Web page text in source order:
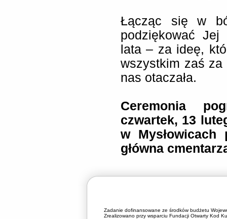
Łącząc się w
podziękować
lata – za ideę,
wszystkim zaś za
nas otaczała.
Ceremonia
czwartek, 13
w Mysłowicach
główna
Zadanie dofinansowane ze środków budżetu
Zrealizowano przy wsparciu Fundacji Otwarty Kod